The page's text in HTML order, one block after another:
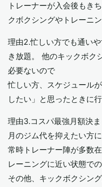
トレーナーが入会後もき
クボクシングやトレーニ
理由2.忙しい方でも通い
き放題。 他のキックボク
必要ないので
忙しい方、スケジュール
したい」と思ったときに行
理由3.コスパ最強月額決
月のジム代を抑えたい方
常時トレーナー陣が多数
レーニングに近い状態で
その他、キックボクシン